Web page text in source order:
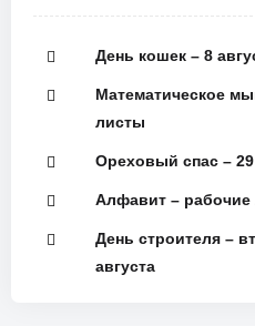
День кошек – 8
Математическое
листы
Ореховый спас – 29
Алфавит – рабочие
День строителя –
августа